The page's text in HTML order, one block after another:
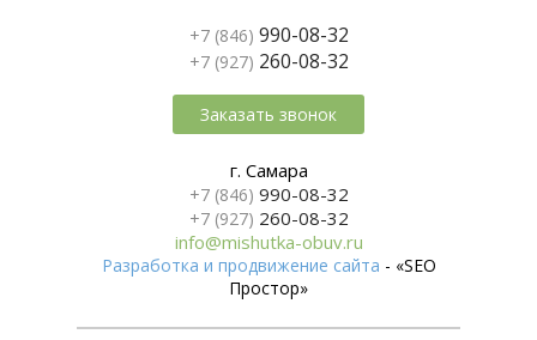
+7 (846) 990-08-32
+7 (927) 260-08-32
Заказать звонок
г. Самара
+7 (846) 990-08-32
+7 (927) 260-08-32
info@mishutka-obuv.ru
Разработка и продвижение сайта - «SEO
Простор»